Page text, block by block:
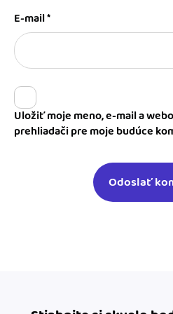
E-mail*
Uložiť moje meno, e-mail a
prehliadači pre moje budúce